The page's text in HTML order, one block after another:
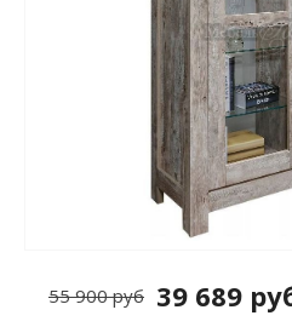
39 689
55 900 руб